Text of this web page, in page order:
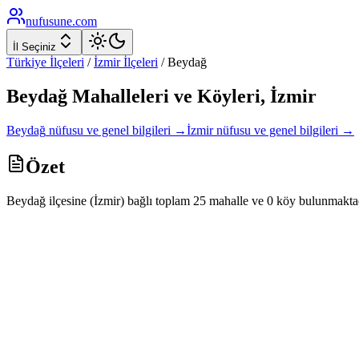
nufusune.com
İl Seçiniz
Türkiye İlçeleri / İzmirİlçeleri /Beydağ
Beydağ Mahalleleri ve Köyleri, İzmir
Beydağ nüfusu ve genel bilgileri →İzmir nüfusu ve genel bilgileri →
Özet
Beydağ ilçesine (İzmir) bağlı toplam 25 mahalle ve 0 köy